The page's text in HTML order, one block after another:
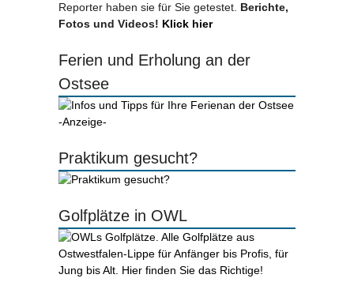
Reporter haben sie für Sie getestet. Berichte,
Fotos und Videos! Klick hier
Ferien und Erholung an der
Ostsee
-Anzeige-
Praktikum gesucht?
Golfplätze in OWL